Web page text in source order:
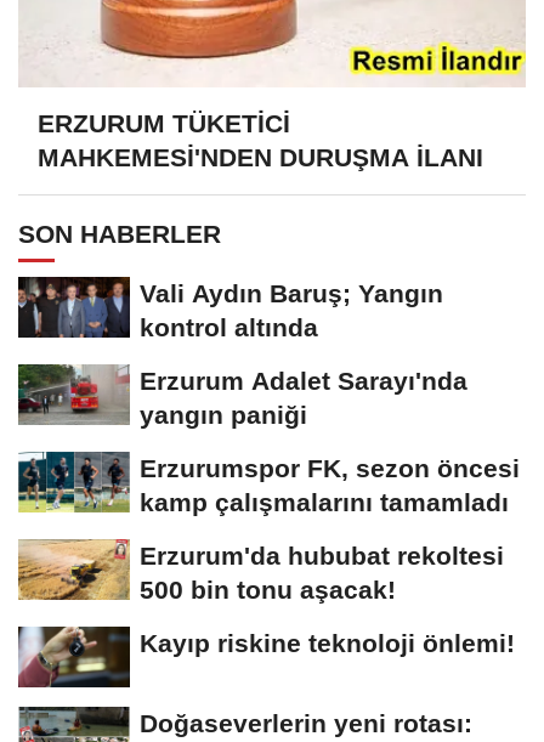
ERZURUM TÜKETİCİ
MAHKEMESİ'NDEN DURUŞMA İLANI
SON HABERLER
Vali Aydın Baruş; Yangın
kontrol altında
Erzurum Adalet Sarayı'nda
yangın paniği
Erzurumspor FK, sezon öncesi
kamp çalışmalarını tamamladı
Erzurum'da hububat rekoltesi
500 bin tonu aşacak!
Kayıp riskine teknoloji önlemi!
Doğaseverlerin yeni rotası: